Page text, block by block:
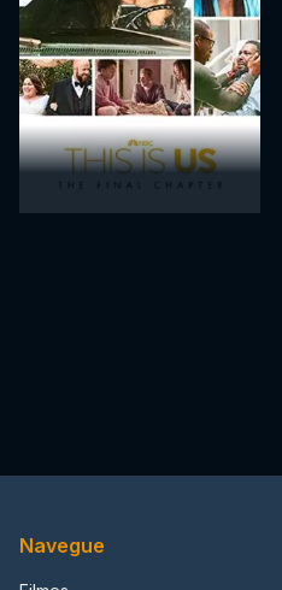
Navegue